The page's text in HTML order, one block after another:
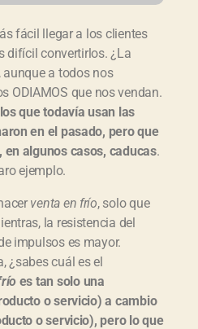
fácil llegar a los clientes
difícil convertirlos. ¿La
aunque a todos nos
ODIAMOS que nos vendan.
que todavía usan las
en el pasado, pero que
algunos casos, caducas.
ejemplo.
venta en frío, solo que
la resistencia del
impulsos es mayor.
¿sabes cuál es el
es tan solo una
o servicio) a cambio
o servicio), pero lo que